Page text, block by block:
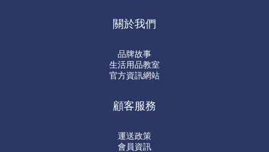
關於我們
品牌故事
生活用品教室
官方資訊網站
顧客服務
運送政策
會員資訊